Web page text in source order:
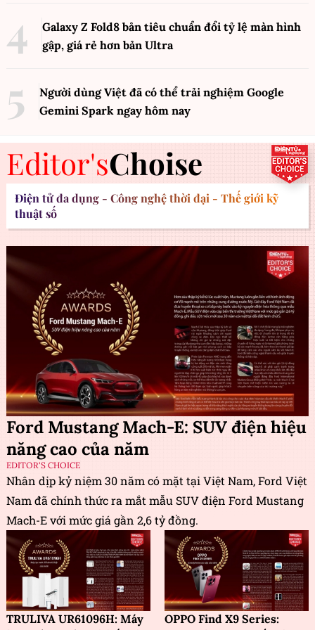
Galaxy Z Fold8 bản tiêu chuẩn đổi tỷ lệ màn hình
gập, giá rẻ hơn bản Ultra
Người dùng Việt đã có thể trải nghiệm Google
Gemini Spark ngay hôm nay
Editor'sChoise
Điện tử đa dụng - Công nghệ thời đại - Thế giới kỹ
thuật số
Ford Mustang Mach-E: SUV điện hiệu
năng cao của năm
EDITOR'S CHOICE
Nhân dịp kỷ niệm 30 năm có mặt tại Việt Nam, Ford Việt
Nam đã chính thức ra mắt mẫu SUV điện Ford Mustang
Mach-E với mức giá gần 2,6 tỷ đồng.
TRULIVA UR61096H: Máy
OPPO Find X9 Series: